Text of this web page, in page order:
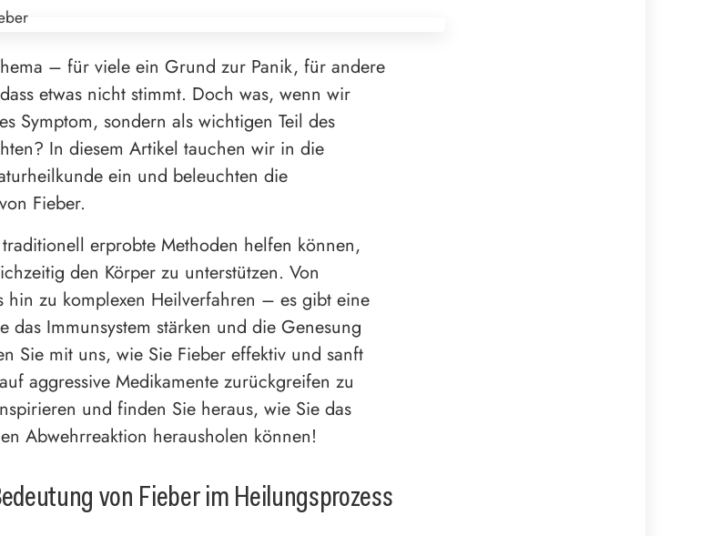
– für viele ein Grund zur Panik, für andere
etwas nicht stimmt. Doch was, wenn wir
Symptom, sondern als wichtigen Teil des
In diesem Artikel tauchen wir in die
ein und beleuchten die
Fieber.
erprobte Methoden helfen können,
den Körper zu unterstützen. Von
hin zu komplexen Heilverfahren – es gibt eine
das Immunsystem stärken und die Genesung
Sie mit uns, wie Sie Fieber effektiv und sanft
aggressive Medikamente zurückgreifen zu
und finden Sie heraus, wie Sie das
Abwehrreaktion herausholen können!
von Fieber im Heilungsprozess